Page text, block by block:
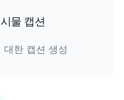
물 캡션
대한 캡션 생성